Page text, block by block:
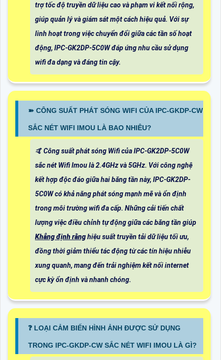
trợ tốc độ truyền dữ liệu cao và phạm vi kết nối rộng,
giúp quản lý và giám sát một cách hiệu quả. Với sự
linh hoạt trong việc chuyển đổi giữa các tần số hoạt
động, IPC-GK2DP-5C0W đáp ứng nhu cầu sử dụng
wifi đa dạng và đáng tin cậy.
➽ CÔNG SUẤT PHÁT SÓNG WIFI CỦA IPC-GKDP-CW
SẮC NÉT WIFI IMOU LÀ BAO NHIÊU?
🤙 Công suất phát sóng Wifi của IPC-GK2DP-5C0W
sắc nét Wifi Imou là 2.4GHz và 5GHz. Với công nghệ
kết hợp độc đáo giữa hai băng tần này, IPC-GK2DP-
5C0W có khả năng phát sóng mạnh mẽ và ổn định
trong môi trường wifi đa cấp. Những cải tiến chất
lượng việc điều chỉnh tự động giữa các băng tần giúp
Khẳng định rằnghiệu suất truyền tải dữ liệu tối ưu,
đồng thời giảm thiểu tác động từ các tín hiệu nhiễu
xung quanh, mang đến trải nghiệm kết nối internet
cực kỳ ổn định và nhanh chóng.
❓ LOẠI CẢM BIẾN HÌNH ẢNH ĐƯỢC SỬ DỤNG
TRONG IPC-GKDP-CW SẮC NÉT WIFI IMOU LÀ GÌ?